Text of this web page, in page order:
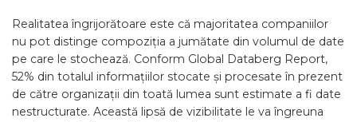
Realitatea îngrijorătoare este că majoritatea companiilor
nu pot distinge compoziția a jumătate din volumul de date
pe care le stochează. Conform Global Databerg Report,
52% din totalul informațiilor stocate și procesate în prezent
de către organizații din toată lumea sunt estimate a fi date
nestructurate. Această lipsă de vizibilitate le va îngreuna